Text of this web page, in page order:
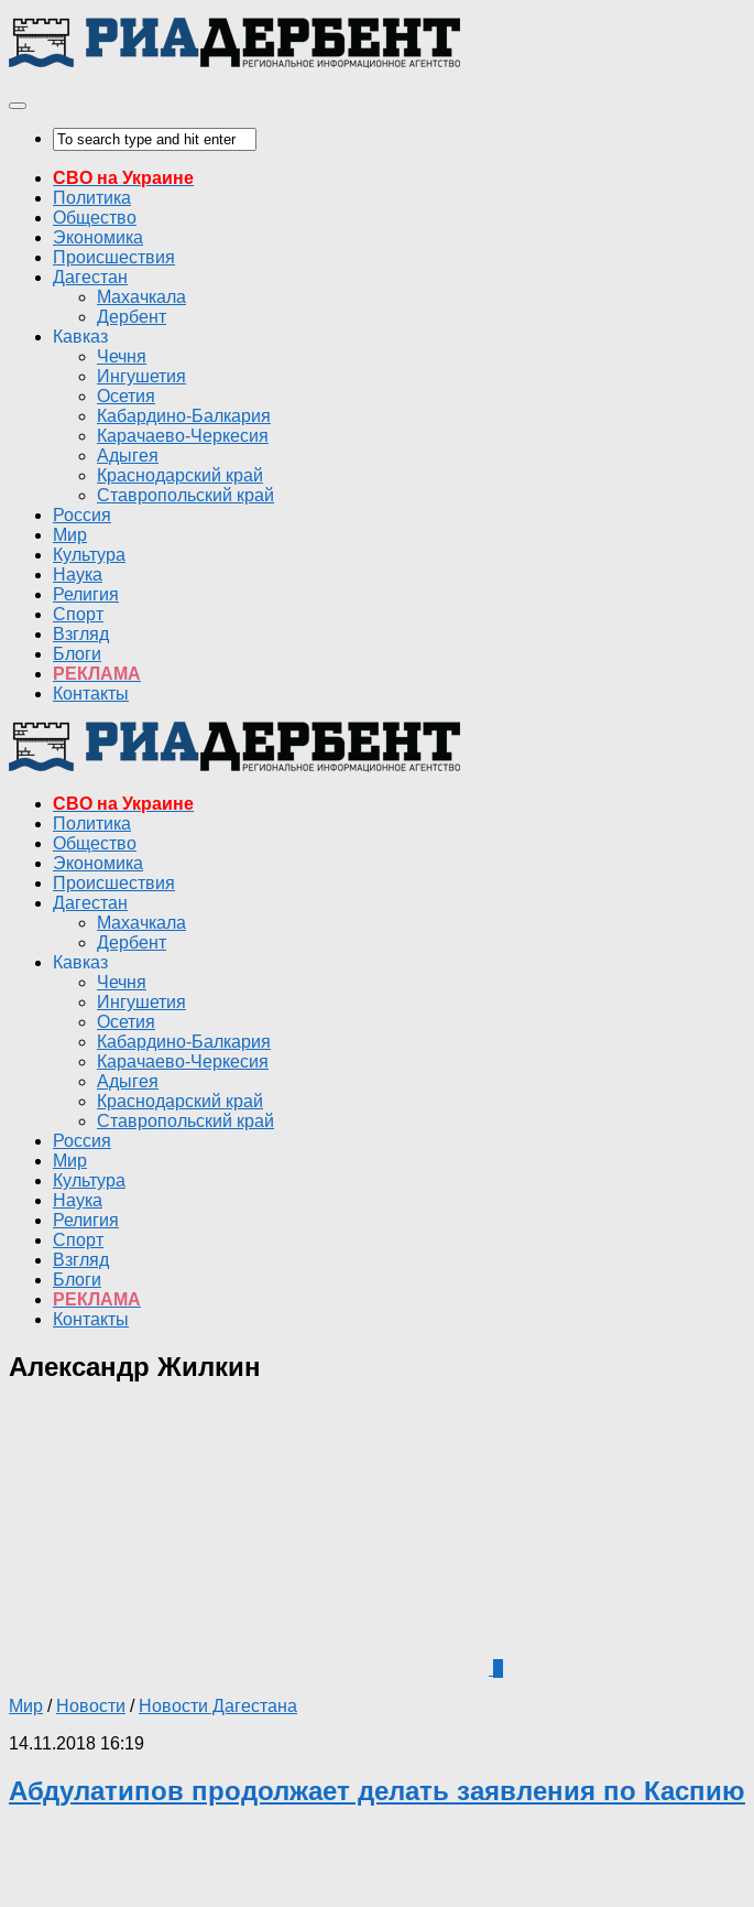
СВО на Украине
Политика
Общество
Экономика
Происшествия
Дагестан
Махачкала
Дербент
Кавказ
Чечня
Ингушетия
Осетия
Кабардино-Балкария
Карачаево-Черкесия
Адыгея
Краснодарский край
Ставропольский край
Россия
Мир
Культура
Наука
Религия
Спорт
Взгляд
Блоги
РЕКЛАМА
Контакты
СВО на Украине
Политика
Общество
Экономика
Происшествия
Дагестан
Махачкала
Дербент
Кавказ
Чечня
Ингушетия
Осетия
Кабардино-Балкария
Карачаево-Черкесия
Адыгея
Краснодарский край
Ставропольский край
Россия
Мир
Культура
Наука
Религия
Спорт
Взгляд
Блоги
РЕКЛАМА
Контакты
Александр Жилкин
Мир / Новости / Новости Дагестана
14.11.2018 16:19
Абдулатипов продолжает делать заявления по Каспию